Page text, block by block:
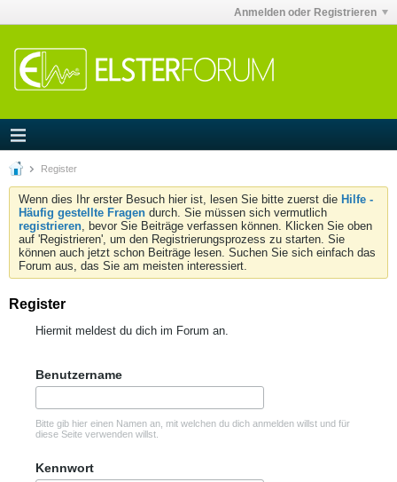
Anmelden oder Registrieren
Register
Wenn dies Ihr erster Besuch hier ist, lesen Sie bitte zuerst die Hilfe -
Häufig gestellte Fragen durch. Sie müssen sich vermutlich
registrieren, bevor Sie Beiträge verfassen können. Klicken Sie oben
auf 'Registrieren', um den Registrierungsprozess zu starten. Sie
können auch jetzt schon Beiträge lesen. Suchen Sie sich einfach das
Forum aus, das Sie am meisten interessiert.
Register
Hiermit meldest du dich im Forum an.
Benutzername
Bitte gib hier einen Namen an, mit welchen du dich anmelden willst und für
diese Seite verwenden willst.
Kennwort